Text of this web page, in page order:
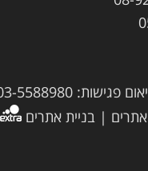
03-5588980
| בניית אתרים